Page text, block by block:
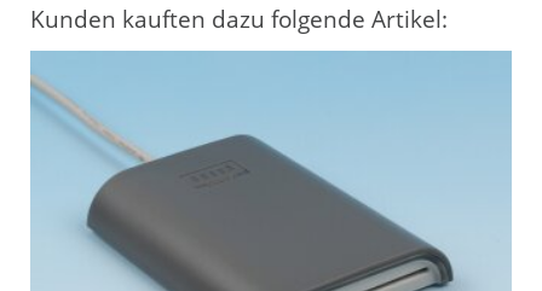
Kunden kauften dazu folgende Artikel: